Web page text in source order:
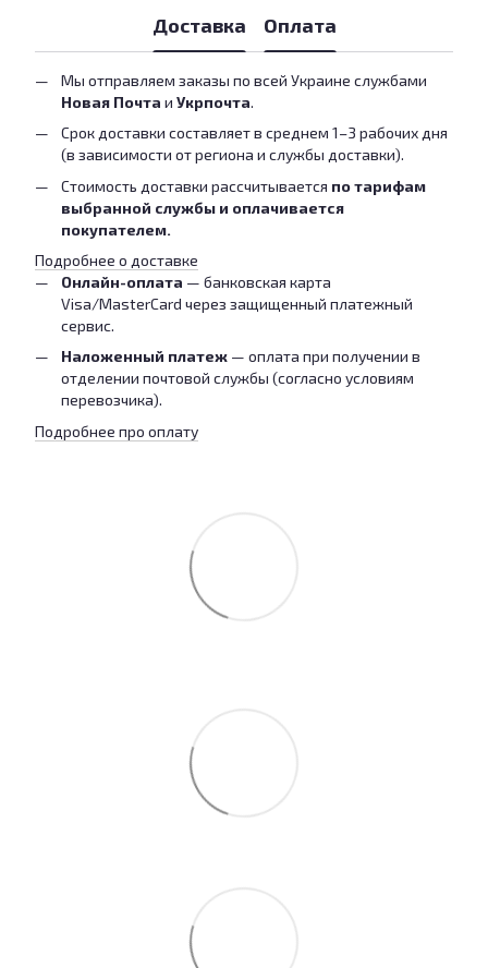
Доставка Оплата
Мы отправляем заказы по всей Украине службами
Новая Почта и Укрпочта.
Срок доставки составляет в среднем 1–3 рабочих дня
(в зависимости от региона и службы доставки).
Стоимость доставки рассчитывается по тарифам
выбранной службы и оплачивается
покупателем.
Подробнее о доставке
Онлайн-оплата — банковская карта
Visa/MasterCard через защищенный платежный
сервис.
Наложенный платеж — оплата при получении в
отделении почтовой службы (согласно условиям
перевозчика).
Подробнее про оплату